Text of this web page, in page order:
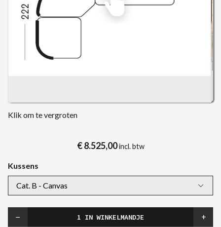
Klik om te vergroten
€ 8.525,00incl. btw
Kussens
− +